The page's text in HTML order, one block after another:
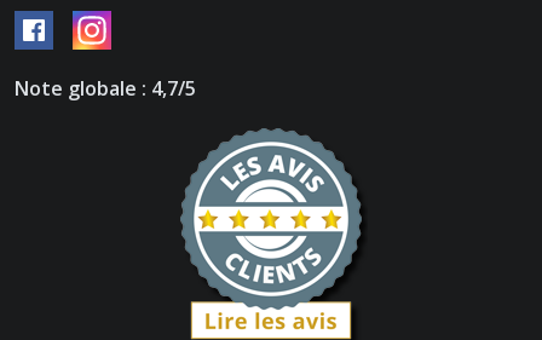
Note globale : 4,7/5